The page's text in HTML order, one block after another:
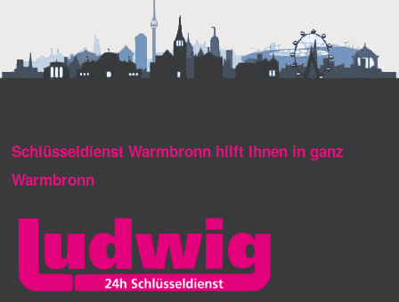
Schlüsseldienst Warmbronn hilft Ihnen in ganz
Warmbronn